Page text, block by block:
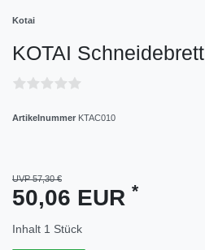
Kotai
KOTAI Schneidebrett
Artikelnummer KTAC010
UVP 57,30 €
50,06 EUR *
Inhalt 1 Stück